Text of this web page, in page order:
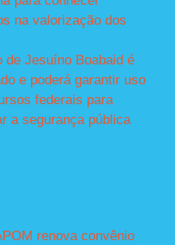
na valorização dos
de Jesuíno Boabaid é
e poderá garantir uso
federais para
a segurança pública
renova convênio